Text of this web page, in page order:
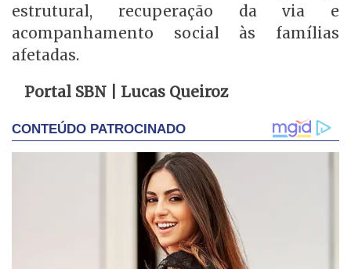
estrutural, recuperação da via e
acompanhamento social às famílias
afetadas.
Portal SBN | Lucas Queiroz